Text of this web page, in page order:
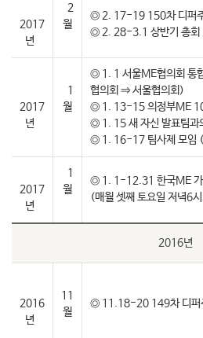
2017
년
2
월
◎ 2. 17-19 150차 디퍼
◎ 2. 28-3.1 상반기 총회
2017
년
1
월
◎ 1. 1 서울ME협의회 통
협의회 ⇒ 서울협의회)
◎ 1. 13-15 의정부ME
◎ 1. 15 새 자신 발표팀과
◎ 1. 16-17 팀사제 모임 (
2017
년
1
월
◎ 1. 1-12.31 한국ME 가
(매월 셋째 토요일 저녁6
2016년
2016
년
11
월
◎ 11.18-20 149차 디퍼